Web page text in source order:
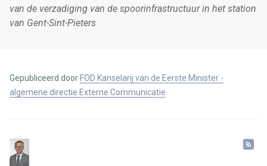
van de verzadiging van de spoorinfrastructuur in het station
van Gent-Sint-Pieters
Gepubliceerd door FOD Kanselarij van de Eerste Minister -
algemene directie Externe Communicatie